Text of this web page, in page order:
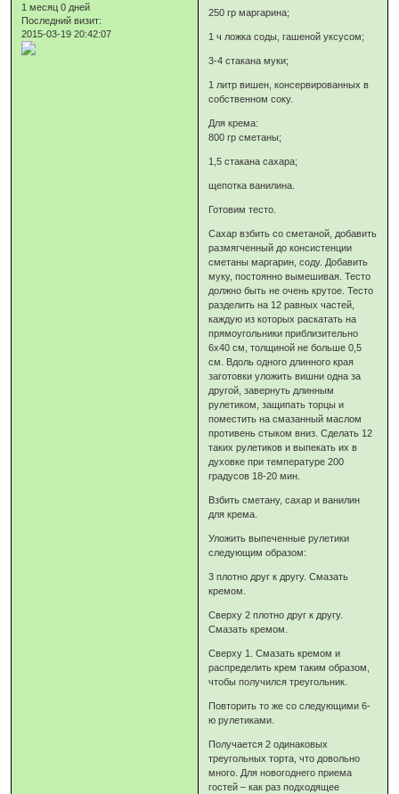
1 месяц 0 дней
Последний визит:
2015-03-19 20:42:07
250 гр маргарина;
1 ч ложка соды, гашеной уксусом;
3-4 стакана муки;
1 литр вишен, консервированных в
собственном соку.
Для крема:
800 гр сметаны;
1,5 стакана сахара;
щепотка ванилина.
Готовим тесто.
Сахар взбить со сметаной, добавить
размягченный до консистенции
сметаны маргарин, соду. Добавить
муку, постоянно вымешивая. Тесто
должно быть не очень крутое. Тесто
разделить на 12 равных частей,
каждую из которых раскатать на
прямоугольники приблизительно
6х40 см, толщиной не больше 0,5
см. Вдоль одного длинного края
заготовки уложить вишни одна за
другой, завернуть длинным
рулетиком, защипать торцы и
поместить на смазанный маслом
противень стыком вниз. Сделать 12
таких рулетиков и выпекать их в
духовке при температуре 200
градусов 18-20 мин.
Взбить сметану, сахар и ванилин
для крема.
Уложить выпеченные рулетики
следующим образом:
3 плотно друг к другу. Смазать
кремом.
Сверху 2 плотно друг к другу.
Смазать кремом.
Сверху 1. Смазать кремом и
распределить крем таким образом,
чтобы получился треугольник.
Повторить то же со следующими 6-
ю рулетиками.
Получается 2 одинаковых
треугольных торта, что довольно
много. Для новогоднего приема
гостей – как раз подходящее